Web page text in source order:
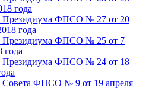
года
Президиума ФПСО № 27 от 20
года
Президиума ФПСО № 25 от 7
года
Президиума ФПСО № 24 от 18
Совета ФПСО № 9 от 19 апреля